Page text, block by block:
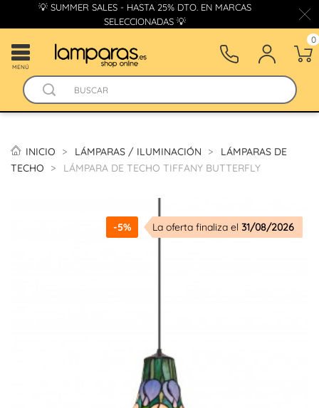
💡 SUMMER SALES - HASTA 25% DTO. EN MARCAS
SELECCIONADAS 💡
MENÚ
0
INICIO LÁMPARAS / ILUMINACIÓN
LÁMPARAS DE
TECHO
LÁMPARA DE TECHO TIFFANY BUTTERFLY
-5% La oferta finaliza el 31/08/2026